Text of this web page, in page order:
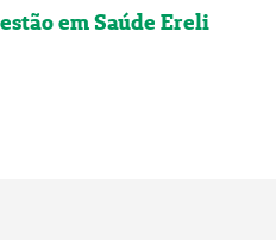
em Saúde Ereli